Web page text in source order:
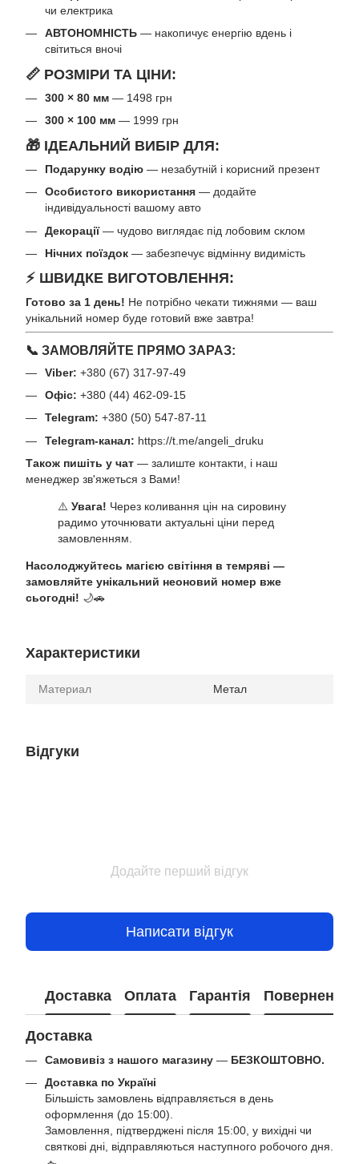
чи електрика
АВТОНОМНІСТЬ — накопичує енергію вдень і
світиться вночі
📏 РОЗМІРИ ТА ЦІНИ:
300 × 80 мм — 1498 грн
300 × 100 мм — 1999 грн
🎁 ІДЕАЛЬНИЙ ВИБІР ДЛЯ:
Подарунку водію — незабутній і корисний презент
Особистого використання — додайте
індивідуальності вашому авто
Декорації— чудово виглядає під лобовим склом
Нічних поїздок — забезпечує відмінну видимість
⚡ ШВИДКЕ ВИГОТОВЛЕННЯ:
Готово за 1 день! Не потрібно чекати тижнями — ваш
унікальний номер буде готовий вже завтра!
📞 ЗАМОВЛЯЙТЕ ПРЯМО ЗАРАЗ:
Viber: +380 (67) 317-97-49
Офіс: +380 (44) 462-09-15
Telegram: +380 (50) 547-87-11
Telegram-канал: https://t.me/angeli_druku
Також пишіть у чат — залиште контакти, і наш
менеджер зв'яжеться з Вами!
⚠️ Увага! Через коливання цін на сировину
радимо уточнювати актуальні ціни перед
замовленням.
Насолоджуйтесь магією світіння в темряві —
замовляйте унікальний неоновий номер вже
сьогодні! 🌙🚗
Характеристики
Материал Метал
Відгуки
Додайте перший відгук
Написати відгук
Доставка Оплата Гарантія Повернення
Доставка
Самовивіз з нашого магазину — БЕЗКОШТОВНО.
Доставка по Україні
Більшість замовлень відправляється в день
оформлення (до 15:00).
Замовлення, підтверджені після 15:00, у вихідні чи
святкові дні, відправляються наступного робочого дня.